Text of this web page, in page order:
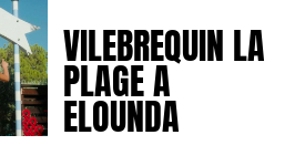
VILEBREQUIN LA
PLAGE A
ELOUNDA